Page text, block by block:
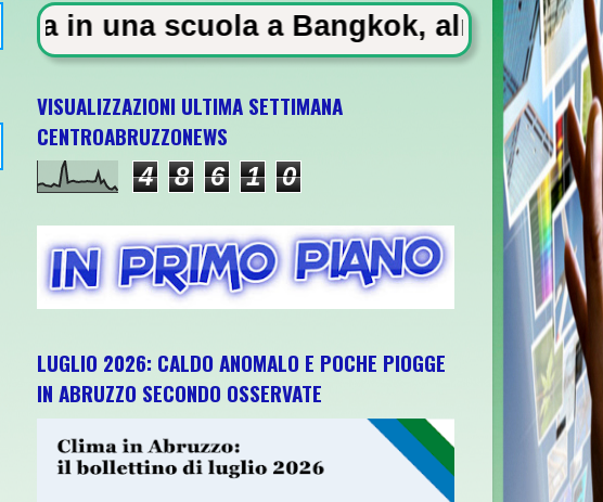
L'Italia U21 il 5 ottobre a Pescara l'ultima gara
a Bangkok, almeno 6 morti
VISUALIZZAZIONI ULTIMA SETTIMANA
CENTROABRUZZONEWS
4 8 6 1 0
LUGLIO 2026: CALDO ANOMALO E POCHE PIOGGE
IN ABRUZZO SECONDO OSSERVATE